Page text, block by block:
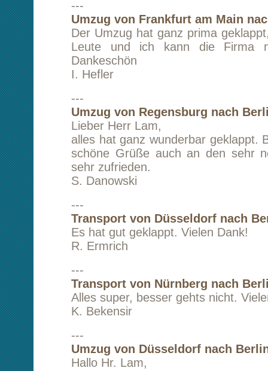
Hallo Hr. Lam,
ich war sehr zufrieden mit der
Umzuges. Danke für immer netten
Informationen. Der Fahrer war auch super
wieder etwas ansteht, werde ich auf Sie
Nochmal vielen Dank.
Viele Grüße H. Kwon
Transport von Hamburg nach Berlin
Vielen lieben Dank! Alles lief perfekt ab! Die
des Auftrages erfolgte per Telefon und
wir sowas noch nie gemacht haben,
einwandfrei! Grosses Lob an den Fahrer, er
Garderoben ohne Bitten in den
Wir können ihnen ihrem Team nur ein
aussprechen und werden Sie auf
U. Schumann
Umzug von Kassel nach Berlin
Guten Tag,
Verbesserungsvorschläge habe ich
pünktlich, zuverlässig und freundlich - gerne
J. Werner
K. Becker